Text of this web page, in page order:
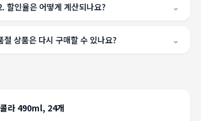
.할인율은 어떻게 계산되나요? ⌄
절 상품은 다시 구매할 수 있나요? ⌄
라 490ml, 24개